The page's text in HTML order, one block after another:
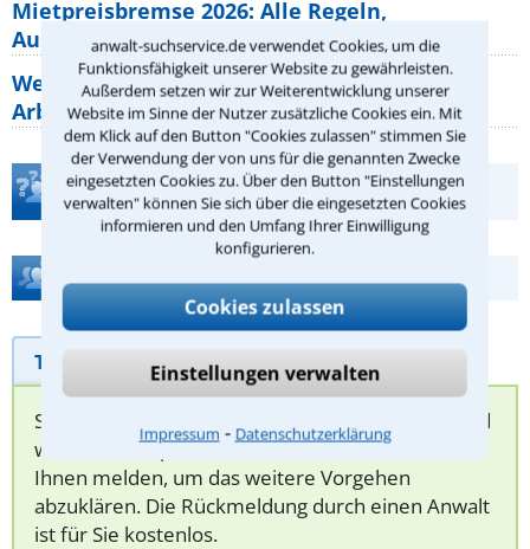
anwalt-suchservice.de verwendet Cookies, um die
Funktionsfähigkeit unserer Website zu gewährleisten.
Außerdem setzen wir zur Weiterentwicklung unserer
Website im Sinne der Nutzer zusätzliche Cookies ein. Mit
dem Klick auf den Button "Cookies zulassen" stimmen Sie
der Verwendung der von uns für die genannten Zwecke
eingesetzten Cookies zu. Über den Button "Einstellungen
verwalten" können Sie sich über die eingesetzten Cookies
informieren und den Umfang Ihrer Einwilligung
konfigurieren.
Cookies zulassen
Einstellungen verwalten
Impressum ⁃ Datenschutzerklärung
Mietpreisbremse 2026: Alle Regeln,
Ausnahmen und Rechte für Mieter
Welche Regeln für Teilnahme, Urlaub,
Arbeitszeit gelten beim
Teste Dein Rechtswissen
Hilfe bei Ihrer Anwaltsuche?
Telefonhilfe Beratungsanfrage
Sie können hier Ihren Fall schildern. Anschließend
werden sich spezialisierte Rechtsanwälte bei
Ihnen melden, um das weitere Vorgehen
abzuklären. Die Rückmeldung durch einen Anwalt
ist für Sie kostenlos.